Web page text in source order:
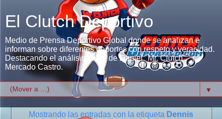
El Clutch Deportivo
Medio de Prensa Deportivo Global donde se analizan e
informan sobre diferentes deportes con respeto y veracidad.
Destacando el análisis único de Daniel "Mr. Clutch"
Mercado Castro.
▼
Mostrando las entradas con la etiqueta Dennis